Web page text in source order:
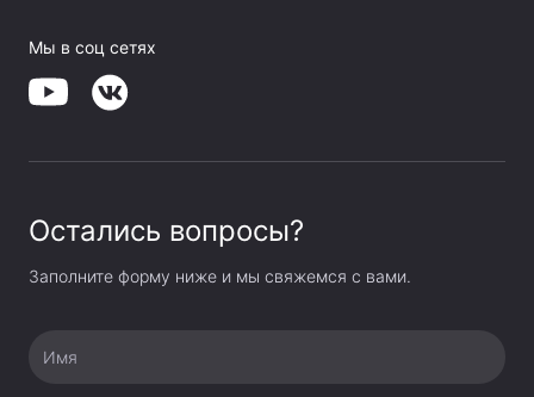
Мы в соц сетях
Остались вопросы?
Заполните форму ниже и мы свяжемся с вами.
Имя